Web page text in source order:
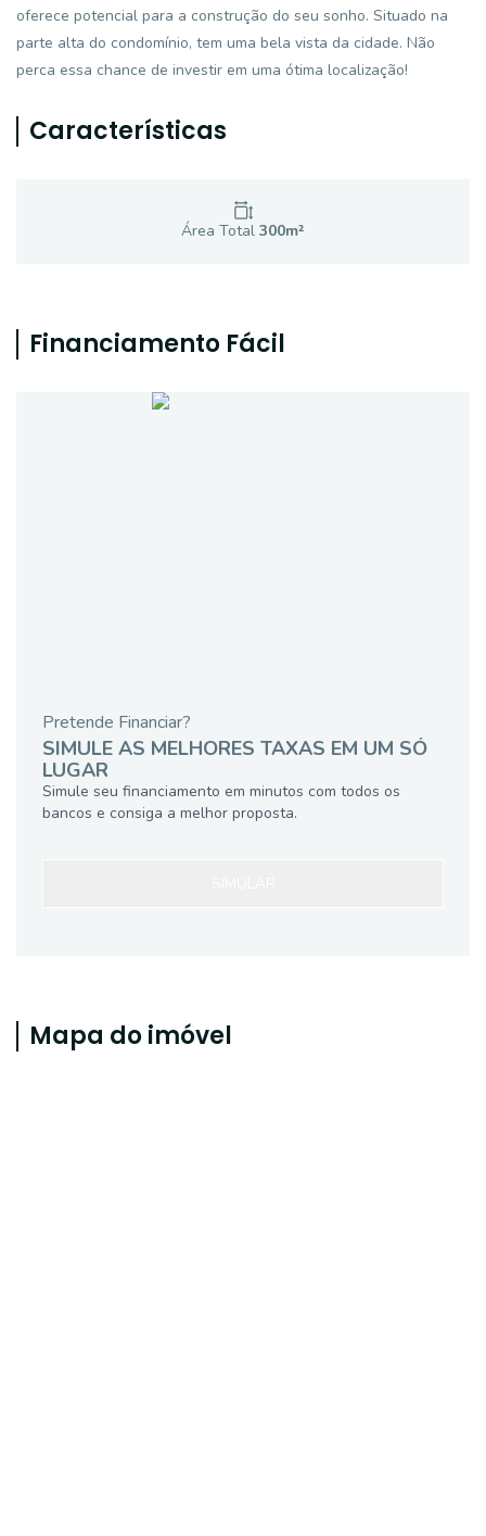
oferece potencial para a construção do seu sonho. Situado na
parte alta do condomínio, tem uma bela vista da cidade. Não
perca essa chance de investir em uma ótima localização!
Características
Área Total 300m²
Financiamento Fácil
Pretende Financiar?
SIMULE AS MELHORES TAXAS EM UM SÓ
LUGAR
Simule seu financiamento em minutos com todos os
bancos e consiga a melhor proposta.
Mapa do imóvel